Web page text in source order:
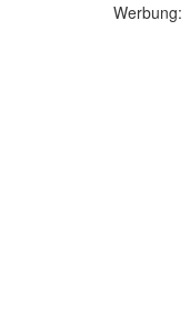
Werbung: